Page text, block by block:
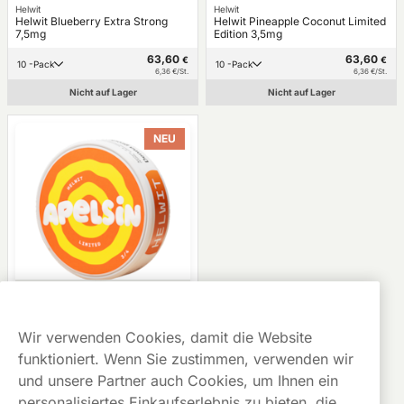
Helwit
Helwit Blueberry Extra Strong
7,5mg
10 -Pack 63,60 €
6,36 €/St.
Nicht auf Lager
Helwit
Helwit Pineapple Coconut Limited
Edition 3,5mg
10 -Pack 63,60 €
6,36 €/St.
Nicht auf Lager
NEU
Helwit Apelsin Limited Edition
4,5mg
10 -Pack 63,60
6,36 €/St.
Nicht auf Lager
Wir verwenden Cookies, damit die Website
funktioniert. Wenn Sie zustimmen, verwenden wir
und unsere Partner auch Cookies, um Ihnen ein